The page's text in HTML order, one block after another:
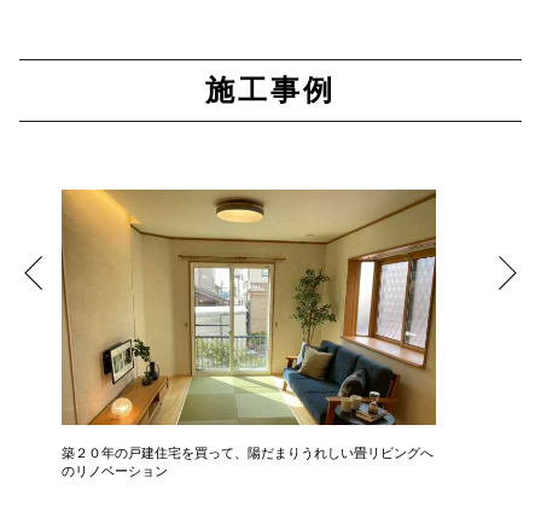
施工事例
築２０年の戸建住宅を買って、陽だまりうれしい畳リビングへ
のリノベーション